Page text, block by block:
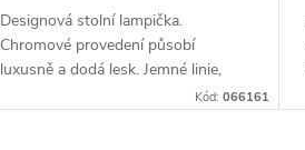
Designová stolní lampička.
Chromové provedení působí
luxusně a dodá lesk. Jemné linie,
Kód: 066161